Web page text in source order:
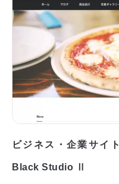
ビジネス・企業サイト
Black Studio Ⅱ